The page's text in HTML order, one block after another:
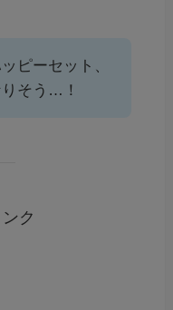
ピーセット、
そう…！
ク